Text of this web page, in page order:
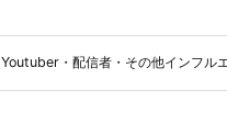
Youtuber・配信者・その他インフル